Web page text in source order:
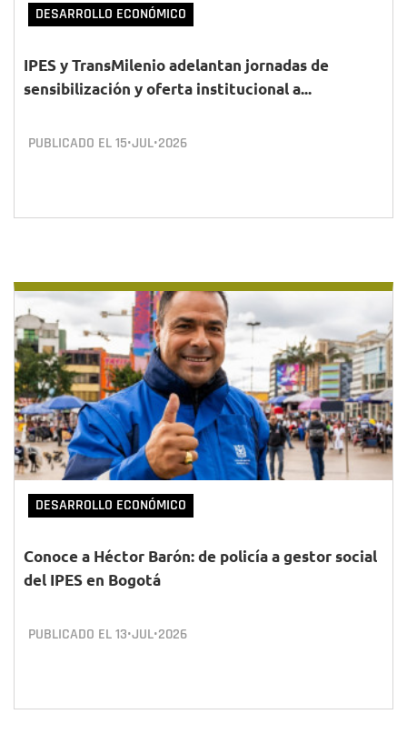
DESARROLLO ECONÓMICO
IPES y TransMilenio adelantan jornadas de
sensibilización y oferta institucional a...
PUBLICADO EL15•JUL•2026
DESARROLLO ECONÓMICO
Conoce a Héctor Barón: de policía a gestor social
del IPES en Bogotá
PUBLICADO EL13•JUL•2026